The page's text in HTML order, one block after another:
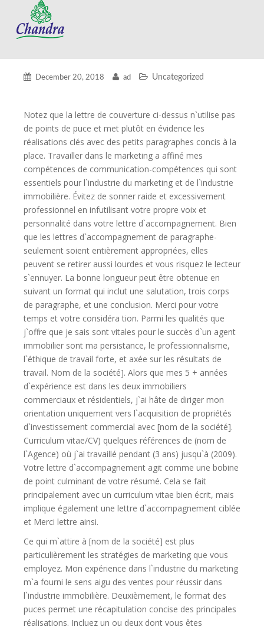
December 20, 2018 ad Uncategorized
Notez que la lettre de couverture ci-dessus n`utilise pas
de points de puce et met plutôt en évidence les
réalisations clés avec des petits paragraphes concis à la
place. Travailler dans le marketing a affiné mes
compétences de communication-compétences qui sont
essentiels pour l`industrie du marketing et de l`industrie
immobilière. Évitez de sonner raide et excessivement
professionnel en infutilisant votre propre voix et
personnalité dans votre lettre d`accompagnement. Bien
que les lettres d`accompagnement de paragraphe-
seulement soient entièrement appropriées, elles
peuvent se retirer aussi lourdes et vous risquez le lecteur
s`ennuyer. La bonne longueur peut être obtenue en
suivant un format qui inclut une salutation, trois corps
de paragraphe, et une conclusion. Merci pour votre
temps et votre considéra tion. Parmi les qualités que
j`offre que je sais sont vitales pour le succès d`un agent
immobilier sont ma persistance, le professionnalisme,
l`éthique de travail forte, et axée sur les résultats de
travail. Nom de la société]. Alors que mes 5 + années
d`expérience est dans les deux immobiliers
commerciaux et résidentiels, j`ai hâte de diriger mon
orientation uniquement vers l`acquisition de propriétés
d`investissement commercial avec [nom de la société].
Curriculum vitae/CV) quelques références de (nom de
l`Agence) où j`ai travaillé pendant (3 ans) jusqu`à (2009).
Votre lettre d`accompagnement agit comme une bobine
de point culminant de votre résumé. Cela se fait
principalement avec un curriculum vitae bien écrit, mais
implique également une lettre d`accompagnement ciblée
et Merci lettre ainsi.
Ce qui m`attire à [nom de la société] est plus
particulièrement les stratégies de marketing que vous
employez. Mon expérience dans l`industrie du marketing
m`a fourni le sens aigu des ventes pour réussir dans
l`industrie immobilière. Deuxièmement, le format des
puces permet une récapitulation concise des principales
réalisations. Incluez un ou deux dont vous êtes